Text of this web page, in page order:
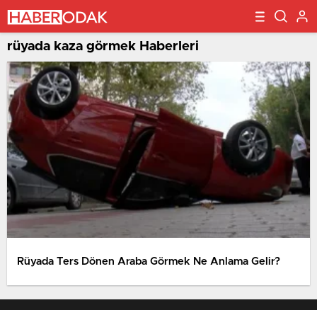
rüyada kaza görmek Haberleri
Rüyada Ters Dönen Araba Görmek Ne Anlama Gelir?